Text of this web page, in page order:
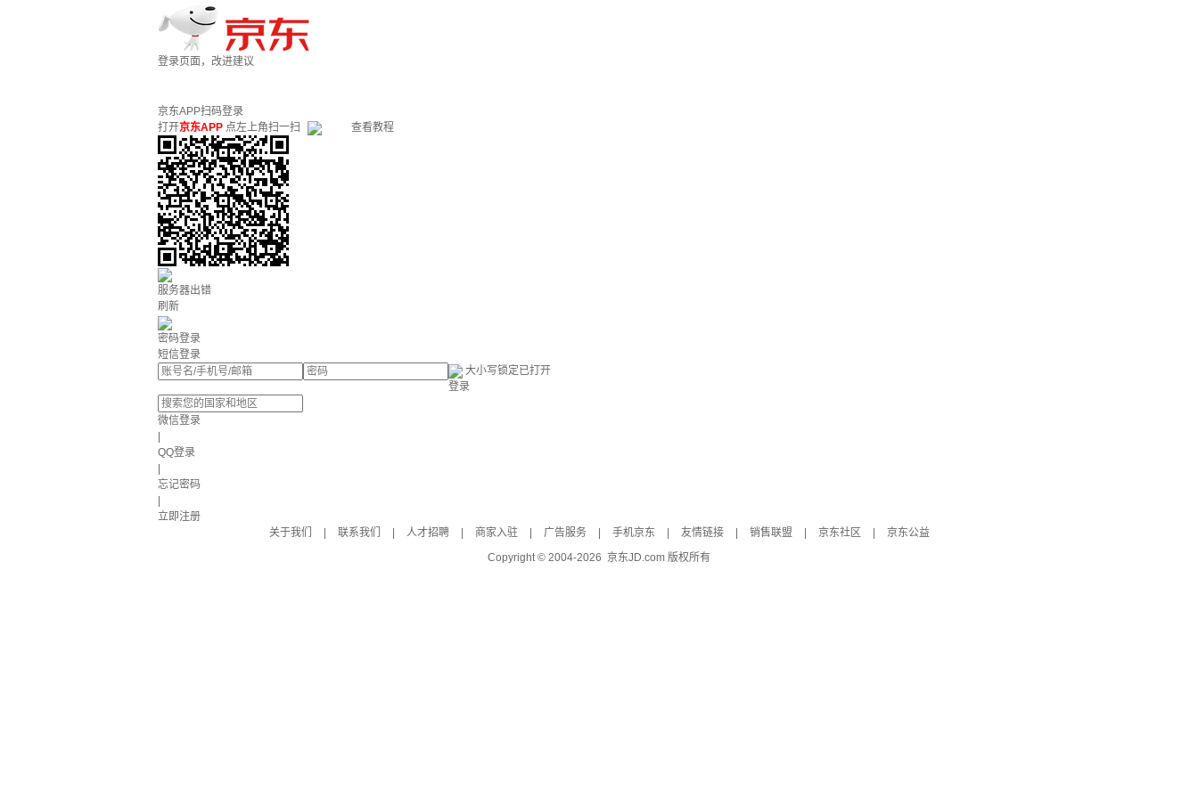
登录页面，改进建议
京东APP扫码登录
打开京东APP 点左上角扫一扫 查看教程
服务器出错
刷新
密码登录
短信登录
大小写锁定已打开
登录
微信登录
QQ登录
忘记密码
立即注册
关于我们
联系我们 人才招聘 商家入驻 广告服务 手机京东 友情链接 销售联盟 京东社区
京东公益
Copyright © 2004-2026 京东JD.com 版权所有